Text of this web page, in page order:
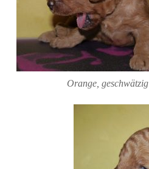
Orange, geschwätzig